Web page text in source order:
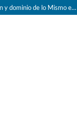
Apuntes críticos respecto a la representación y dominio de lo Mismo en Gayatri Spivak y Silvia Rivera